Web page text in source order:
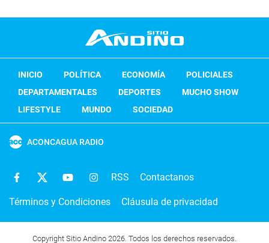
INICIO POLÍTICA ECONOMÍA
POLICIALES
DEPARTAMENTALES
DEPORTES
MUCHO SHOW
LIFESTYLE
MUNDO SOCIEDAD
ACONCAGUA RADIO
RSS Contactanos
Términos y Condiciones Cláusula de privacidad
Copyright Sitio Andino 2026. Todos los derechos reservados.